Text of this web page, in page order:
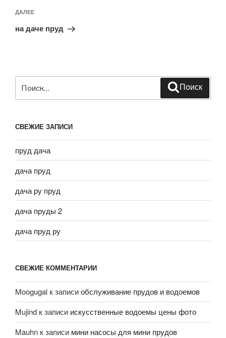
Следующая
запись
ДАЛЕЕ
на даче пруд
Поиск
СВЕЖИЕ ЗАПИСИ
пруд дача
дача пруд
дача ру пруд
дача пруды 2
дача пруд ру
СВЕЖИЕ КОММЕНТАРИИ
Moogugal к записиобслуживание прудов и водоемов
Mujind к записи искусственные водоемы цены фото
Mauhn к записи мини насосы для мини прудов